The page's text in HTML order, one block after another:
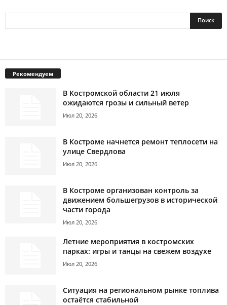
Рекомендуем
В Костромской области 21 июля
ожидаются грозы и сильный ветер
Июл 20, 2026
В Костроме начнется ремонт теплосети на
улице Свердлова
Июл 20, 2026
В Костроме организован контроль за
движением большегрузов в исторической
части города
Июл 20, 2026
Летние мероприятия в костромских
парках: игры и танцы на свежем воздухе
Июл 20, 2026
Ситуация на региональном рынке топлива
остаётся стабильной